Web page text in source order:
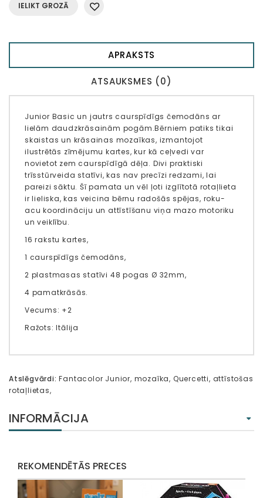
IELIKT GROZĀ
APRAKSTS
ATSAUKSMES (0)
Junior Basic un jautrs caurspīdīgs čemodāns ar
lielām daudzkrāsainām pogām.Bērniem patiks tikai
skaistas un krāsainas mozaīkas, izmantojot
ilustrētās zīmējumu kartes, kur kā ceļvedi var
novietot zem caurspīdīgā dēļa. Divi praktiski
trīsstūrveida statīvi, kas nav precīzi redzami, lai
pareizi sāktu. Šī pamata un vēl ļoti izglītotā rotaļlieta
ir lieliska, kas veicina bērnu radošās spējas, roku-
acu koordināciju un attīstīšanu viņa mazo motoriku
un veiklību.
16 rakstu kartes,
1 caurspīdīgs čemodāns,
2 plastmasas statīvi 48 pogas Ø 32mm,
4 pamatkrāsās.
Vecums: +2
Ražots: Itālija
Atslēgvārdi: Fantacolor Junior, mozaīka, Quercetti, attīstošas
rotaļlietas,
INFORMĀCIJA
REKOMENDĒTĀS PRECES